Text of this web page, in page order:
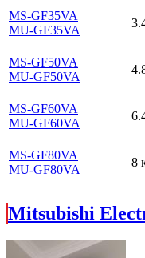
MS-GF35VA
MU-GF35VA
MS-GF50VA
MU-GF50VA
MS-GF60VA
MU-GF60VA
MS-GF80VA
MU-GF80VA
8
Mitsubishi